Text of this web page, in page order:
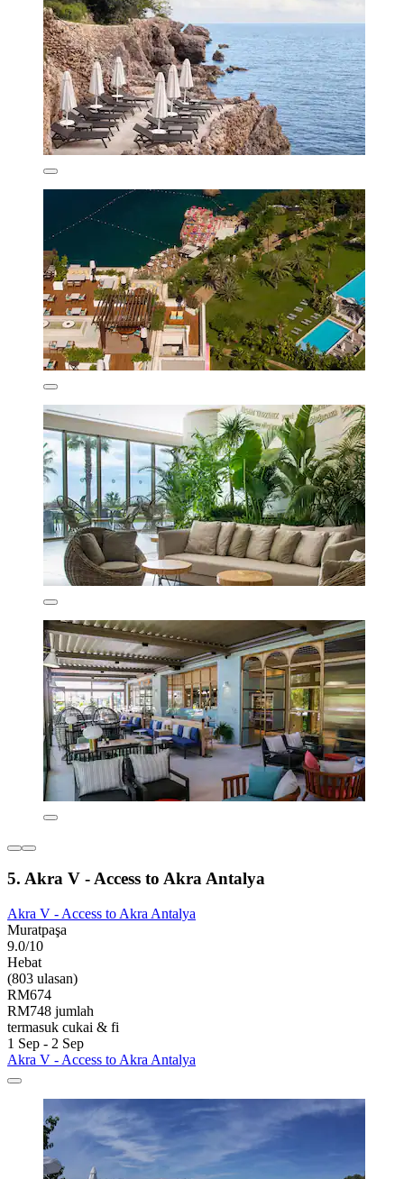
5. Akra V - Access to Akra Antalya
Akra V - Access to Akra Antalya
Muratpaşa
9.0/10
Hebat
(803 ulasan)
RM674
RM748 jumlah
termasuk cukai & fi
1 Sep - 2 Sep
Akra V - Access to Akra Antalya